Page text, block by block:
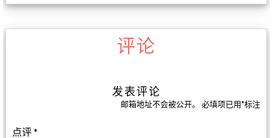
评论
发表评论
邮箱地址不会被公开。 必填项已用*标注
点评*